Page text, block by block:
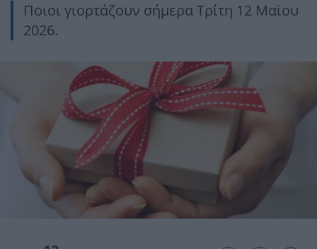
Ποιοι γιορτάζουν σήμερα Τρίτη 12 Μαϊου
2026.